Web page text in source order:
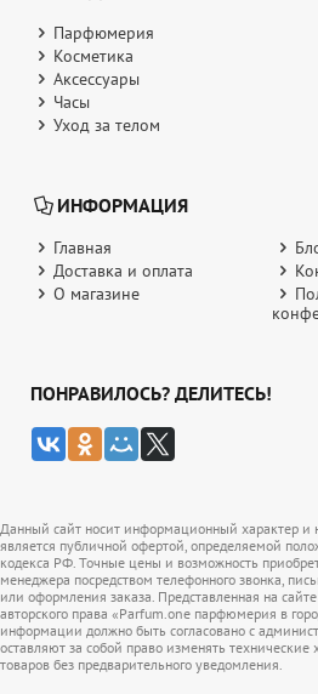
Парфюмерия
Косметика
Аксессуары
Часы
Уход за телом
ИНФОРМАЦИЯ
Главная
Доставка и оплата
О магазине
ПОНРАВИЛОСЬ? ДЕЛИТЕСЬ!
Данный сайт носит информационный характер и
является публичной офертой, определяемой
кодекса РФ. Точные цены и возможность
менеджера посредством телефонного звонка,
или оформления заказа. Представленная на
авторского права «Parfum.one парфюмерия в
информации должно быть согласовано с
оставляют за собой право изменять
товаров без предварительного уведомления.